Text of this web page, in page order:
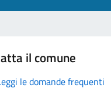
il comune
le domande frequenti